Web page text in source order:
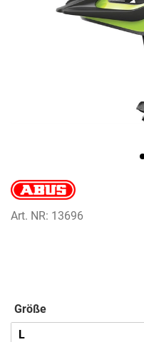
Art. NR: 13696
Größe
L